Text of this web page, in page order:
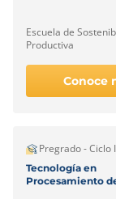
Escuela de
Productiva
Conoce
Pregrado - Ciclo I
Tecnología en
Procesamiento